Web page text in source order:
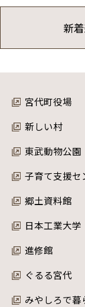
新
宮代町役場
新しい村
東武動物公園
子育て支援セ
郷土資料館
日本工業大学
進修館
ぐるる宮代
みやしろで暮